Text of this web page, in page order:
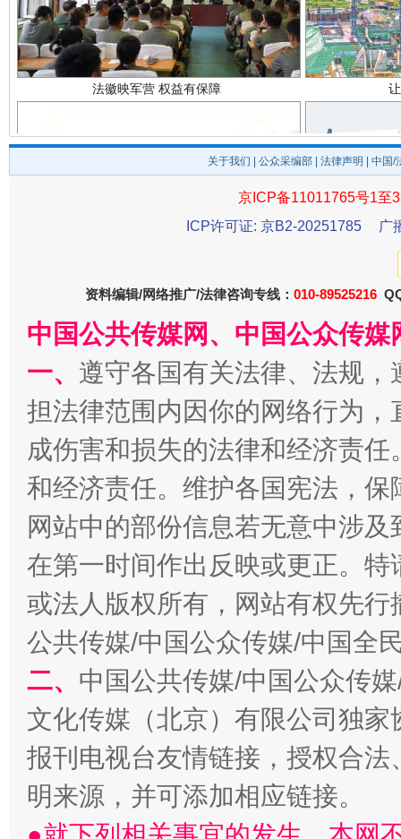
法徽映军营 权益有保障
以产业富民促振兴 酒驾
从幼儿园到大学，有这些资助 “
关于我们 公众采编部 法律声明 | 中国
京ICP备11011765号1至
ICP许可证: 京B2-20251785
广
资料编辑/网络推广/法律咨询专线： 010-89525216
中国公共传媒网、中国公众传
一、 遵守各国有关法律、法规
担法律范围内因你的网络行为
成伤害和损失的法律和经济责
和经济责任。维护各国宪法，
网站中的部份信息若无意中涉
在第一时间作出反映或更正。
或法人版权所有，网站有权先
公共传媒/中国公众传媒/中国全
二、 中国公共传媒/中国公众传
文化传媒（北京）有限公司独
报刊电视台友情链接，授权合
明来源，并可添加相应链接。